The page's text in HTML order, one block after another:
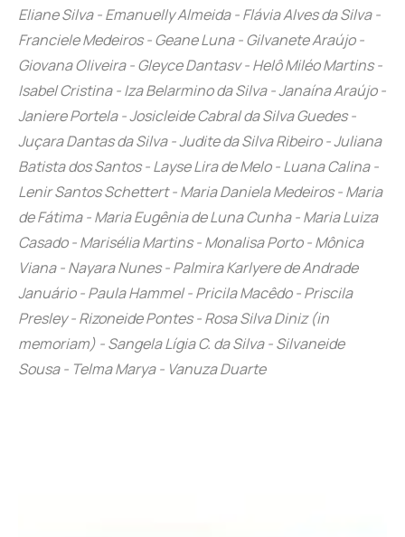
Eliane Silva - Emanuelly Almeida - Flávia Alves da Silva -
Franciele Medeiros - Geane Luna - Gilvanete Araújo -
Giovana Oliveira - Gleyce Dantasv - Helô Miléo Martins -
Isabel Cristina - Iza Belarmino da Silva - Janaína Araújo -
Janiere Portela - Josicleide Cabral da Silva Guedes -
Juçara Dantas da Silva - Judite da Silva Ribeiro - Juliana
Batista dos Santos - Layse Lira de Melo - Luana Calina -
Lenir Santos Schettert - Maria Daniela Medeiros - Maria
de Fátima - Maria Eugênia de Luna Cunha - Maria Luiza
Casado - Marisélia Martins - Monalisa Porto - Mônica
Viana - Nayara Nunes - Palmira Karlyere de Andrade
Januário - Paula Hammel - Pricila Macêdo - Priscila
Presley - Rizoneide Pontes - Rosa Silva Diniz (in
memoriam) - Sangela Lígia C. da Silva - Silvaneide
Sousa - Telma Marya - Vanuza Duarte